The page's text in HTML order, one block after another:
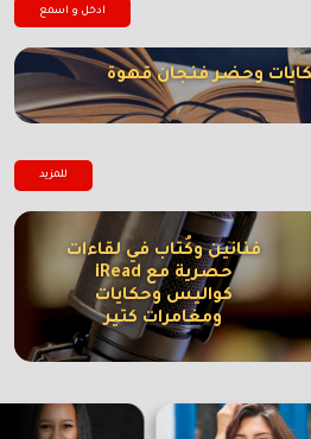
ادخل و اسمع
وحضر فنجان قهوة
للمزيد
فنانين وكُتاب في لقاءات
حصرية مع iRead
كواليس وحكايات
ومغامرات كتير